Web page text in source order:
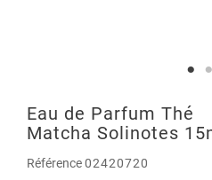
Eau de Parfum Thé
Matcha Solinotes
Référence02420720